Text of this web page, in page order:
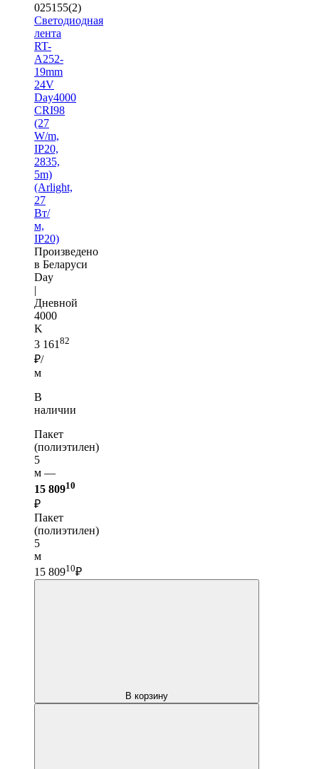
025155(2)
Светодиодная
лента
RT-
A252-
19mm
24V
Day4000
CRI98
(27
W/m,
IP20,
2835,
5m)
(Arlight,
27
Вт/
м,
IP20)
Произведено
в Беларуси
Day
|
Дневной
4000
K
3 161 82
₽/
м
В
наличии
Пакет
(полиэтилен)
5
м —
15 80910
₽
Пакет
(полиэтилен)
5
м
15 80910₽
В корзину